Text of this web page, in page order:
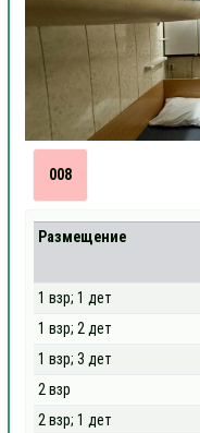
008
Размещение
1 взр; 1 дет
1 взр; 2 дет
1 взр; 3 дет
2 взр
2 взр; 1 дет